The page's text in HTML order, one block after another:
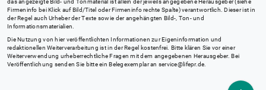
Firmeninfo bei Klick auf Bild/Titel oder Firmeninfo rechte Spalte) verantwortlich. Dieser ist in
der Regel auch Urheber der Texte sowie der angehängten Bild-, Ton- und
Informationsmaterialien.
Die Nutzung von hier veröffentlichten Informationen zur Eigeninformation und
redaktionellen Weiterverarbeitung ist in der Regel kostenfrei. Bitte klären Sie vor einer
Weiterverwendung urheberrechtliche Fragen mit dem angegebenen Herausgeber. Bei
Veröffentlichung senden Sie bitte ein Belegexemplar an service@lifepr.de